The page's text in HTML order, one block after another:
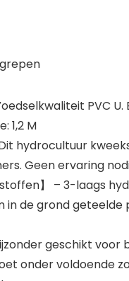
PVC
1,2 M
Dit hydrocultuur
Geen ervaring
】 – 3-laags
in de grond
geschikt voor
onder voldoende